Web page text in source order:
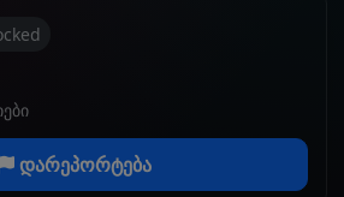
დარეპორტება